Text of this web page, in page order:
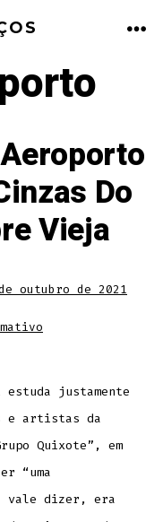
Do
Vieja
outubro de 2021
justamente
e artistas da
Quixote”, em
“uma
vale dizer, era